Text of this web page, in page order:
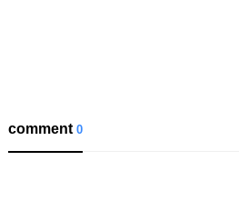
comment0